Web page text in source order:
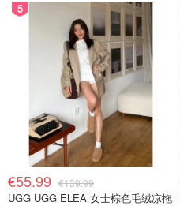
5
€55.99 €139.99
UGG UGG ELEA 女士棕色毛绒凉拖